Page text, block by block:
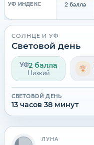
УФ ИНДЕКС 2 балла
СОЛНЦЕ И УФ
Световой день
УФ2 балла
Низкий
СВЕТОВОЙ ДЕНЬ
13 часов 38 минут
ЛУНА